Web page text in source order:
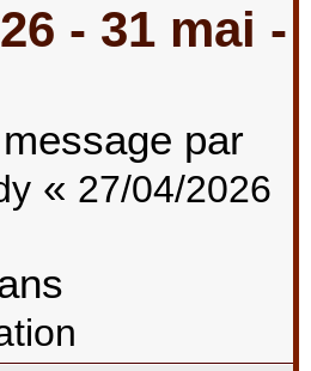
- 31 mai -
par
« 27/04/2026